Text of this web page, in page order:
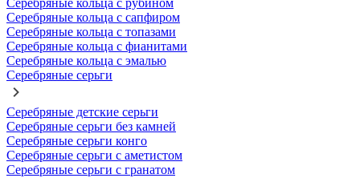
Серебряные кольца с рубином
Серебряные кольца с сапфиром
Серебряные кольца с топазами
Серебряные кольца с фианитами
Серебряные кольца с эмалью
Серебряные серьги
Серебряные детские серьги
Серебряные серьги без камней
Серебряные серьги конго
Серебряные серьги с аметистом
Серебряные серьги с гранатом